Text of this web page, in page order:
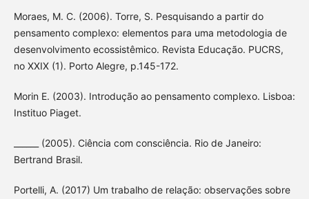
Moraes, M. C. (2006). Torre, S. Pesquisando a partir do
pensamento complexo: elementos para uma metodologia de
desenvolvimento ecossistêmico. Revista Educação. PUCRS,
no XXIX (1). Porto Alegre, p.145-172.
Morin E. (2003). Introdução ao pensamento complexo. Lisboa:
Instituo Piaget.
______ (2005). Ciência com consciência. Rio de Janeiro:
Bertrand Brasil.
Portelli, A. (2017) Um trabalho de relação: observações sobre